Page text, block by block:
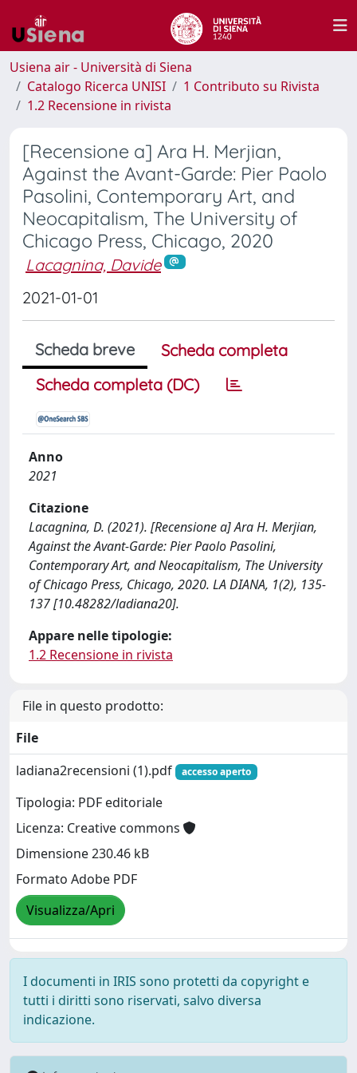
Usiena air - Università di Siena
Catalogo Ricerca UNISI
1 Contributo su Rivista
1.2 Recensione in rivista
[Recensione a] Ara H. Merjian,
Against the Avant-Garde: Pier Paolo
Pasolini, Contemporary Art, and
Neocapitalism, The University of
Chicago Press, Chicago, 2020
Lacagnina, Davide
2021-01-01
Scheda breve
Scheda completa
Scheda completa (DC)
Anno
2021
Citazione
Lacagnina, D. (2021). [Recensione a] Ara H. Merjian,
Against the Avant-Garde: Pier Paolo Pasolini,
Contemporary Art, and Neocapitalism, The University
of Chicago Press, Chicago, 2020. LA DIANA, 1(2), 135-
137 [10.48282/ladiana20].
Appare nelle tipologie:
1.2 Recensione in rivista
File in questo prodotto:
File
ladiana2recensioni (1).pdf
accesso aperto
Tipologia: PDF editoriale
Licenza: Creative commons
Dimensione 230.46 kB
Formato Adobe PDF
Visualizza/Apri
I documenti in IRIS sono protetti da copyright e
tutti i diritti sono riservati, salvo diversa
indicazione.